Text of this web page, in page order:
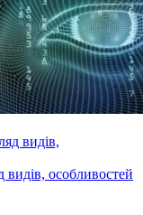
видів, особливостей